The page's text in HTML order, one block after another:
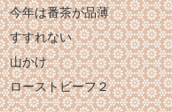
今年は番茶が品薄
すすれない
山かけ
ローストビーフ２